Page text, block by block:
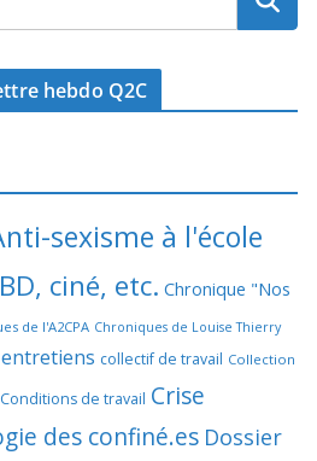
hebdo Q2C
sexisme à l'école
BD, ciné, etc. Chronique "Nos
de l'A2CPA Chroniques de Louise Thierry
entretiens collectif de travail Collection
Conditions de travail Crise
des confiné.es Dossier